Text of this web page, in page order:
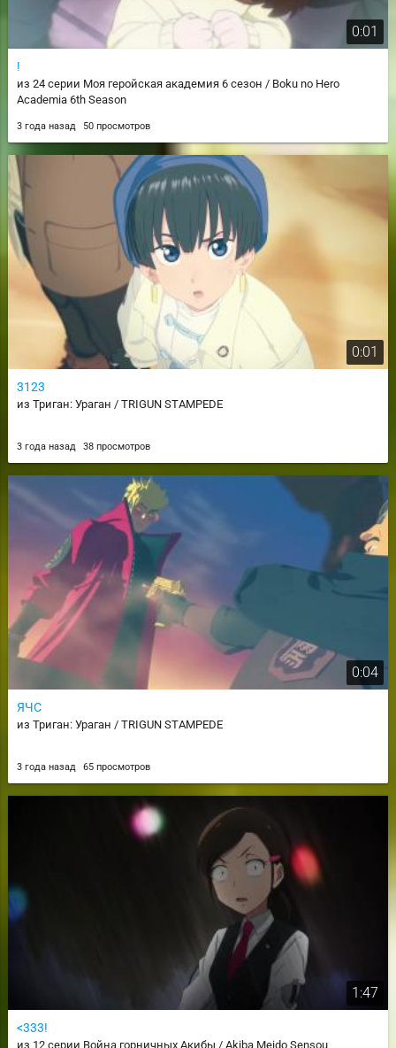
0:01
!
из 24 серии Моя геройская академия 6 сезон / Boku no Hero
Academia 6th Season
3 года назад 50 просмотров
0:01
3123
из Триган: Ураган / TRIGUN STAMPEDE
3 года назад 38 просмотров
0:04
ЯЧС
из Триган: Ураган / TRIGUN STAMPEDE
3 года назад 65 просмотров
1:47
<333!
из 12 серии Война горничных Акибы / Akiba Meido Sensou